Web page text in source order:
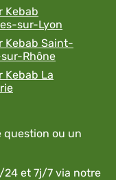
Kebab
sur-Lyon
Kebab Saint-
Rhône
Kebab La
question ou un
et 7j/7 via notre